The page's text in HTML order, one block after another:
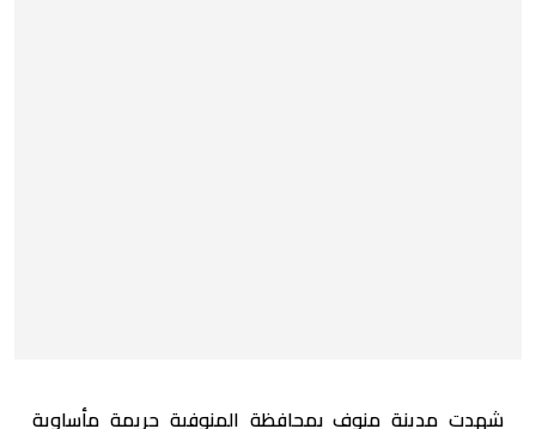
شهدت مدينة منوف بمحافظة المنوفية جريمة مأساوية